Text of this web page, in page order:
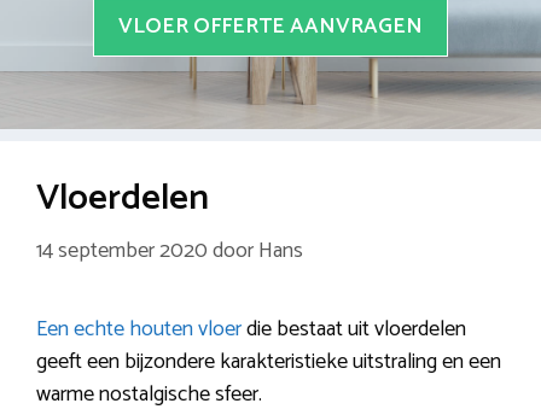
VLOER OFFERTE AANVRAGEN
Vloerdelen
14 september 2020doorHans
Een echte houten vloerdie bestaat uit vloerdelen
geeft een bijzondere karakteristieke uitstraling en een
warme nostalgische sfeer.